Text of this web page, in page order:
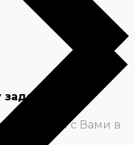
свяжемся с Вами в